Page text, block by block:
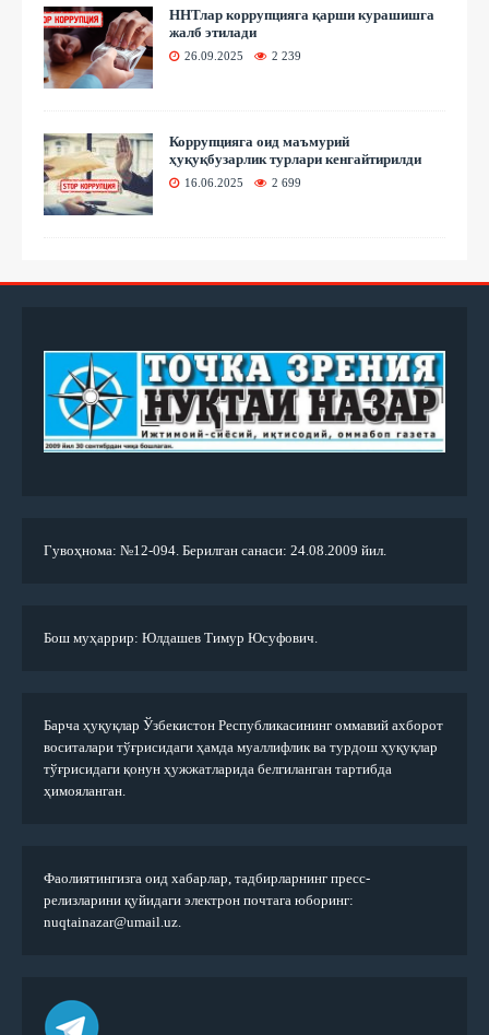
ННТлар коррупцияга қарши курашишга
жалб этилади
26.09.2025 2 239
Коррупцияга оид маъмурий
ҳуқуқбузарлик турлари кенгайтирилди
16.06.2025 2 699
Гувоҳнома: №12-094. Берилган санаси: 24.08.2009 йил.
Бош муҳаррир: Юлдашев Тимур Юсуфович.
Барча ҳуқуқлар Ўзбекистон Республикасининг оммавий ахборот
воситалари тўғрисидаги ҳамда муаллифлик ва турдош ҳуқуқлар
тўғрисидаги қонун ҳужжатларида белгиланган тартибда
ҳимояланган.
Фаолиятингизга оид хабарлар, тадбирларнинг пресс-
релизларини қуйидаги электрон почтага юборинг:
nuqtainazar@umail.uz.